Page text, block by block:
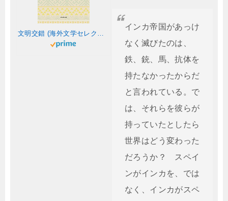
文明交錯 (海外文学セレクション)
インカ帝国があっけ
なく滅びたのは、
鉄、銃、馬、抗体を
持たなかったからだ
と言われている。で
は、それらを彼らが
持っていたとしたら
世界はどう変わった
だろうか？ スペイ
ンがインカを、では
なく、インカがスペ